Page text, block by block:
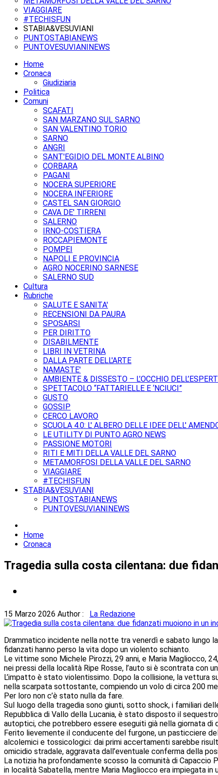
VIAGGIARE
#TECHISFUN
STABIA&VESUVIANI
PUNTOSTABIANEWS
PUNTOVESUVIANINEWS
Home
Cronaca
Giudiziaria
Politica
Comuni
SCAFATI
SAN MARZANO SUL SARNO
SAN VALENTINO TORIO
SARNO
ANGRI
SANT'EGIDIO DEL MONTE ALBINO
CORBARA
PAGANI
NOCERA SUPERIORE
NOCERA INFERIORE
CASTEL SAN GIORGIO
CAVA DE' TIRRENI
SALERNO
IRNO-COSTIERA
ROCCAPIEMONTE
POMPEI
NAPOLI E PROVINCIA
AGRO NOCERINO SARNESE
SALERNO SUD
Cultura
Rubriche
SALUTE E SANITA'
RECENSIONI DA PAURA
SPOSARSI
PER DIRITTO
DISABILMENTE
LIBRI IN VETRINA
DALLA PARTE DELL'ARTE
NAMASTE'
AMBIENTE & DISSESTO – L’OCCHIO
SPETTACOLO “FATTARIELLE E ‘NCIUCI”
GUSTO
GOSSIP
CERCO LAVORO
SCUOLA 4.0: L' ALBERO DELLE IDEE DELL'
LE UTILITY DI PUNTO AGRO NEWS
PASSIONE MOTORI
RITI E MITI DELLA VALLE DEL SARNO
METAMORFOSI DELLA VALLE DEL SARNO
VIAGGIARE
#TECHISFUN
STABIA&VESUVIANI
PUNTOSTABIANEWS
PUNTOVESUVIANINEWS
Home
Cronaca
Tragedia sulla costa cilentana: due
15 Marzo 2026 Author : La Redazione
Drammatico incidente nella notte tra venerdì e sabato lungo
fidanzati hanno perso la vita dopo un violento schianto.
Le vittime sono Michele Pirozzi, 29 anni, e Maria Magliocco,
nei pressi della località Ripe Rosse, l’auto si è scontrata con
L’impatto è stato violentissimo. Dopo la collisione, la vettura
nella scarpata sottostante, compiendo un volo di circa 200
Per loro non c’è stato nulla da fare.
Sul luogo della tragedia sono giunti, sotto shock, i familiari
Repubblica di Vallo della Lucania, è stato disposto il
autoptici, che potrebbero essere eseguiti già nella giornata di
Ferito lievemente il conducente del furgone, un pasticciere
alcolemici e tossicologici: dai primi accertamenti sarebbe
omicidio stradale, aggravata dall’eventuale conferma della
La notizia ha profondamente scosso la comunità di Capaccio
in località Sabatella, mentre Maria Magliocco era impiegata in